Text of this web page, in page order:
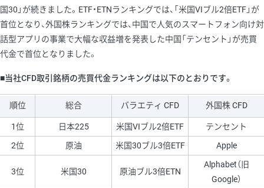
国30」が続きました。ETF・ETNランキングでは、「米国VIブル2倍ETF」が
首位となり、外国株ランキングでは、中国で人気のスマートフォン向け対
話型アプリの事業で大幅な収益増を発表した中国「テンセント」が売買
代金で首位となりました。
■当社CFD取引銘柄の売買代金ランキングは以下のとおりです。
順位 総合 バラエティ CFD 外国株 CFD
1位 日本225 米国VIブル2倍ETF
テンセント
2位
原油 米国30ブル3倍ETF Apple
3位 米国30 原油ブル3倍ETN
Alphabet（旧
Google）